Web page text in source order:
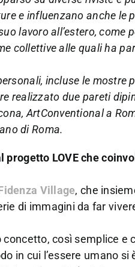
e influenzano anche le
lavoro all’estero, come
collettive alle quali ha
incluse le mostre
realizzato due pareti
ArtConventional a
di Roma.
LOVE che
Village, che
di immagini da far
così semplice e
in cui l’essere umano si